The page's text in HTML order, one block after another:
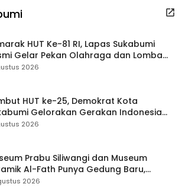
HUT Ke-81 RI, Lapas Sukabumi
Gelar Pekan Olahraga dan Lomba
2026
HUT ke-25, Demokrat Kota
Gelorakan Gerakan Indonesia
Lewat Aksi Bersih Masjid Agung
2026
Prabu Siliwangi dan Museum
Al-Fath Punya Gedung Baru,
500 Koleksi Dipisahkan
2026